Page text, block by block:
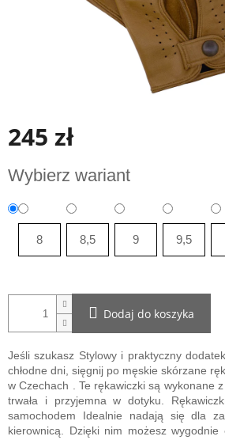
245 zł
jednostkowa:
Wybierz wariant
8 8,5 9 9,5
Dodaj do koszyka
Jeśli szukasz Stylowy i praktyczny dodatek
chłodne dni, sięgnij po męskie skórzane
w Czechach . Te rękawiczki są wykonane z
trwała i przyjemna w dotyku.
samochodem
Idealnie nadają się dla
kierownicą. Dzięki nim możesz wygodnie